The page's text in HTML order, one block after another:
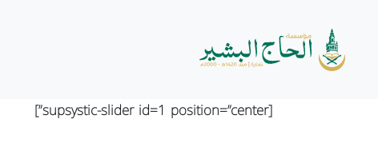
مكتبة الصور
[supsystic-slider id=1 position=”center”]